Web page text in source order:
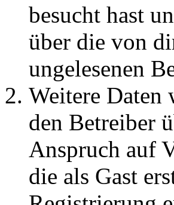
besucht hast
über die von
ungelesenen
Weitere Daten
den Betreiber
Anspruch auf
die als Gast